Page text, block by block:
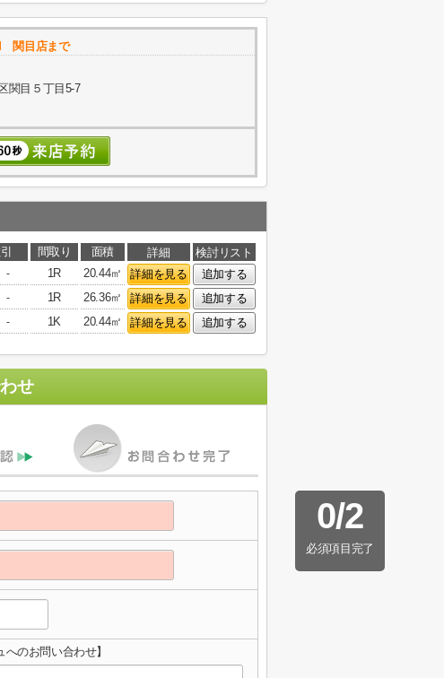
関目店まで
関目５丁目5-7
間取り 面積 詳細
検討リスト
- 1R 20.44㎡ 詳細を見る
追加する
- 1R 26.36㎡ 詳細を見る
追加する
- 1K 20.44㎡ 詳細を見る 追加する
せ
0/2
必須項目完了
のお問い合わせ】